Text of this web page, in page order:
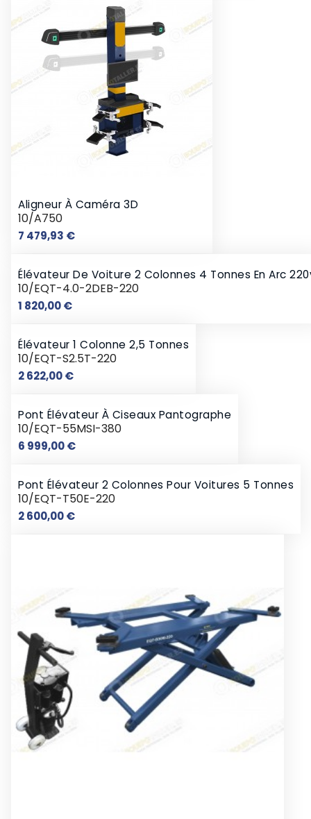
Aligneur À Caméra 3D
10/A750
7 479,93 €Prix
Élévateur De Voiture 2 Colonnes 4 Tonnes En Arc
10/EQT-4.0-2DEB-220
1 820,00 €Prix
Élévateur 1 Colonne 2,5 Tonnes
10/EQT-S2.5T-220
2 622,00 €Prix
Pont Élévateur À Ciseaux Pantographe
10/EQT-55MSI-380
6 999,00 €Prix
Pont Élévateur 2 Colonnes Pour Voitures 5 Tonnes
10/EQT-T50E-220
2 600,00 €Prix